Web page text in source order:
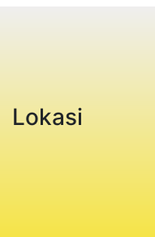
Lokasi